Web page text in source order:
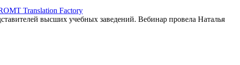
Translation Factory
высших учебных заведений. Вебинар провела Наталья